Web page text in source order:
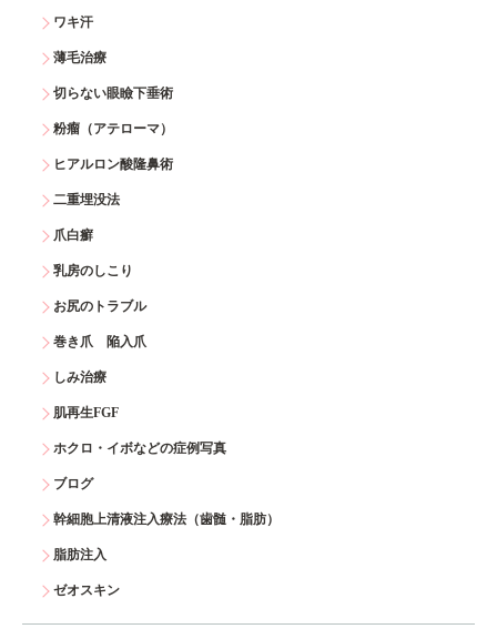
ワキ汗
薄毛治療
切らない眼瞼下垂術
粉瘤（アテローマ）
ヒアルロン酸隆鼻術
二重埋没法
爪白癬
乳房のしこり
お尻のトラブル
巻き爪 陥入爪
しみ治療
肌再生FGF
ホクロ・イボなどの症例写真
ブログ
幹細胞上清液注入療法（歯髄・脂肪）
脂肪注入
ゼオスキン